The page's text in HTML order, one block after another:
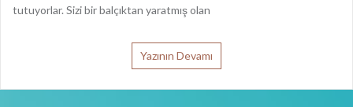
tutuyorlar. Sizi bir balçıktan yaratmış olan
Yazının Devamı